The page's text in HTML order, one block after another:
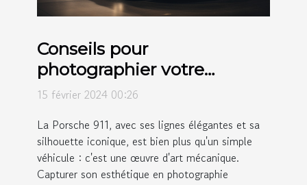
Conseils pour
photographier votre
Porsche 911 et sublimer son
15 février 2024 00:26
La Porsche 911, avec ses lignes élégantes et sa
silhouette iconique, est bien plus qu'un simple
véhicule : c'est une œuvre d'art mécanique.
Capturer son esthétique en photographie